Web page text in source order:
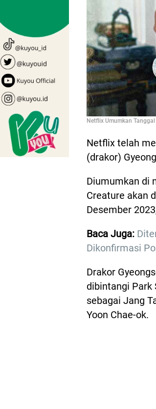
Netflix Umumkan
Netflix telah
(drakor)
Diumumkan di
Creature akan
Desember
Baca Juga:
Dikonfirmasi
Drakor
dibintangi Park
sebagai Jang
Yoon Chae-ok.